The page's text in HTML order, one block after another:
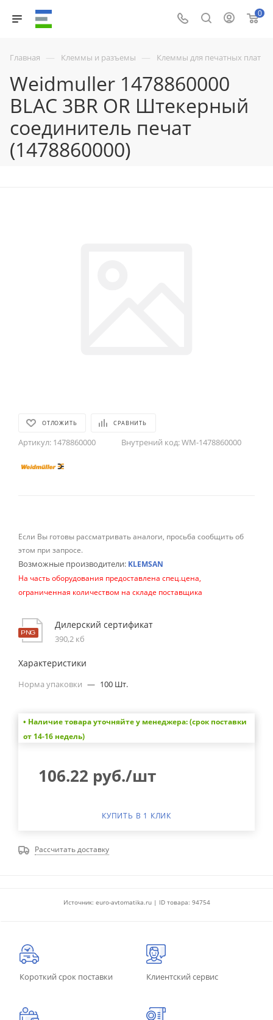
0
Главная — Клеммы и разъемы — Клеммы для печатных плат
Weidmuller 1478860000
BLAC 3BR OR Штекерный
соединитель печат
(1478860000)
ОТЛОЖИТЬ СРАВНИТЬ
Артикул: 1478860000 Внутрений код:WM-1478860000
Если Вы готовы рассматривать аналоги, просьба сообщить об
этом при запросе.
Возможные производители: KLEMSAN
На часть оборудования предоставлена спец.цена,
ограниченная количеством на складе поставщика
Дилерский сертификат
390,2 кб
Характеристики
Норма упаковки — 100 Шт.
• Наличие товара уточняйте у менеджера: (срок поставки
от 14-16 недель)
106.22 руб./шт
КУПИТЬ В 1 КЛИК
Рассчитать доставку
Источник: euro-avtomatika.ru | ID товара: 94754
Короткий срок поставки Клиентский сервис